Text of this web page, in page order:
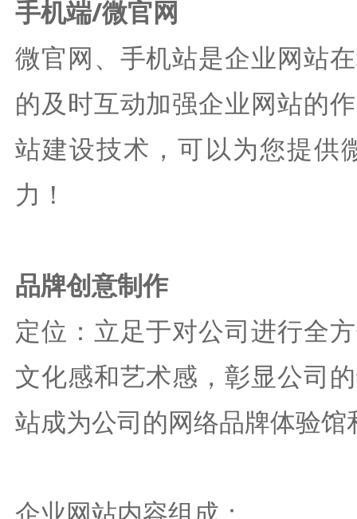
手机端/微官网
微官网、手机站是企业网站
的及时互动加强企业网站的
站建设技术，可以为您提供
力！
品牌创意制作
定位：立足于对公司进行全
文化感和艺术感，彰显公司
站成为公司的网络品牌体验